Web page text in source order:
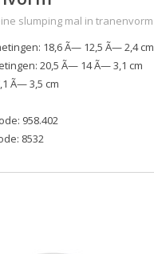
slumping mal in tranenvorm
18,6 Ã— 12,5 Ã— 2,4 cm
20,5 Ã— 14 Ã— 3,1 cm
Ã— 3,5 cm
958.402
8532